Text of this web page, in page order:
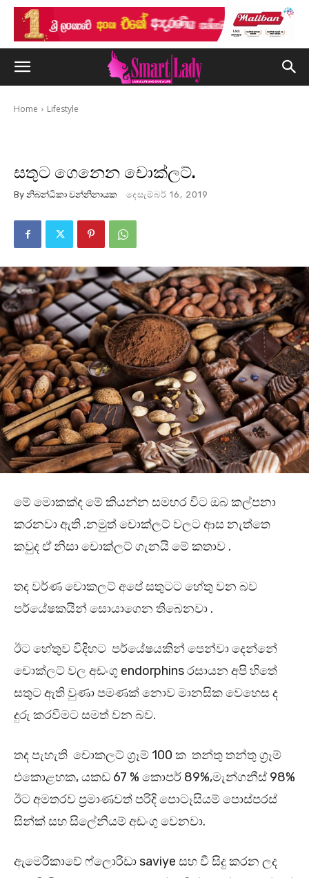
Home Lifestyle
සතුට ගෙනෙන චොක්ලට්.
By නිබන්ධිකා වන්නිනායක දෙසැම්බර් 16, 2019
මේ මොකක්ද මේ කියන්න සමහර විට ඔබ කල්පනා
කරනවා ඇති .නමුත් චොක්ලට් වලට ආස නැත්තෙ
කවුද ඒ නිසා චොක්ලට් ගැනයි මේ කතාව .
තද වර්ණ චොකලට් අපේ සතුටට හේතු වන බව
පර්යේෂකයින් සොයාගෙන තිබෙනවා .
ඊට හේතුව විදිහට පර්යේෂයකින් පෙන්වා දෙන්නේ
චොක්ලට් වල අඩංගු endorphins රසායන අපි හිතේ
සතුට ඇති වුණා පමණක් නොව මානසික වෙහෙස ද
දුරු කරවීමට සමත් වන බව.
තද පැහැති චොකලට් ග්‍රෑම් 100 ක තන්තු තන්තු ග්‍රෑම්
එකොළහක, යකඩ 67 % කොපර් 89%,මැන්ගනීස් 98%
ඊට අමතරව ප්‍රමාණවත් පරිදි පොටෑසියම් පොස්පරස්
සින්ක් සහ සිලේනියම් අඩංගු වෙනවා.
ඇමෙරිකාවේ ෆ්ලොරිඩා saviye සහ වී සිදු කරන ලද